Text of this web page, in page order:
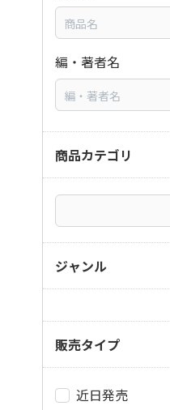
編・著者名
商品カテゴリ
ジャンル
販売タイプ
近日発売